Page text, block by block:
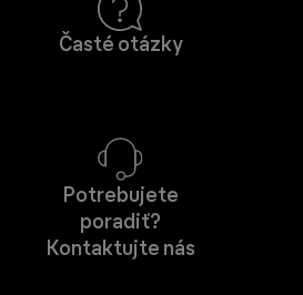
Časté otázky
Potrebujete
poradiť?
Kontaktujte nás